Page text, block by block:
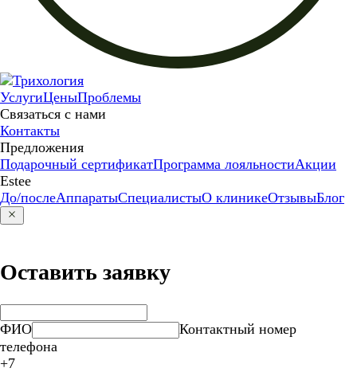
УслугиЦеныПроблемы
Связаться с нами
Контакты
Предложения
Подарочный сертификатПрограмма лояльностиАкции
Estee
До/послеАппаратыСпециалистыО клиникеОтзывыБлог
Оставить заявку
ФИО
Контактный номер
телефона
+7